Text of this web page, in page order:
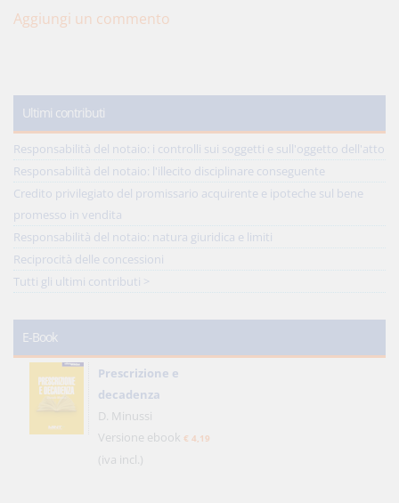
Aggiungi un commento
Ultimi contributi
Responsabilità del notaio: i controlli sui soggetti e sull'oggetto dell'atto
Responsabilità del notaio: l'illecito disciplinare conseguente
Credito privilegiato del promissario acquirente e ipoteche sul bene
promesso in vendita
Responsabilità del notaio: natura giuridica e limiti
Reciprocità delle concessioni
Tutti gli ultimi contributi >
E-Book
Prescrizione e
decadenza
D. Minussi
Versione ebook € 4,19
(iva incl.)